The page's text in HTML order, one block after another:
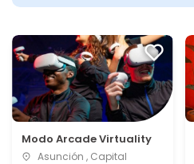
Modo Arcade Virtuality
Asunción , Capital